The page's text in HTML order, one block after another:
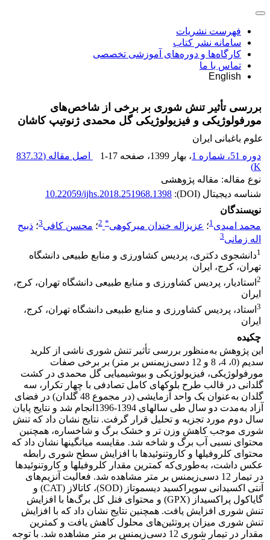
فهرست نشریات
سامانه نشر کتاب
کارگاه‌ها و دوره‌های آموزشی تخصصی
تماس با ما
English
بررسی تأثیر تنش شوری بر برخی از شاخص‌های
مورفولوژیکی و فیزیولوژیکی گل محمدی ژنوتیپ ‏کاشان ‏
علوم باغبانی ایران
دوره 51، شماره 1
، بهار 1399 ، صفحه 1-17 اصل مقاله (837.32
K
)
نوع مقاله: مقاله پژوهشی
شناسه دیجیتال (DOI):
10.22059/ijhs.2018.251968.1398
نویسندگان
محمد امیدی1؛ عزیزاله خندان میرکوهی*
2؛ محسن کافی3؛ ذبیح
اله زمانی3
1دانشجوی دکتری، پردیس کشاورزی و منابع طبیعی دانشگاه
تهران، کرج، ایران
2 استادیار، پردیس کشاورزی و منابع طبیعی دانشگاه تهران، کرج،
ایران
3 استاد، پردیس کشاورزی و منابع طبیعی دانشگاه تهران، کرج،
ایران
چکیده
این پژوهش به‌منظور بررسی تأثیر تنش شوری ناشی از کلرید
سدیم (0، 4، 8 و 12 دسی‌زیمنس بر متر) بر برخی صفات
مورفولوژیکی، فیزیولوژیکی و بیوشیمیایی گل محمدی در کشت
گلدانی در قالب طرح بلوک­های کامل تصادفی با چهار تکرار، سه
گلدان به‌عنوان یک واحد آزمایشی (در مجموع 48 گلدان) در فضای
آزاد به‌مدت دو سال طی سال­های 1394-1396انجام شد و نتایج پایان
سال دوم مورد تجزیه و تحلیل قرار گرفت. نتایج نشان داد که تنش
شوری موجب کاهش وزن تر و خشک برگ و شاخساره، همچنین
محتوای نسبی آب برگ و شاخه شد. مقایسه میانگین­ها نشان داد که
محتوای کلروفیل­ها و کاروتنوئیدها با افزایش سطح شوری رابطه
عکس داشت، به‌طوری‌که کمترین مقدار کلروفیل­ها و کاروتنوئیدها
در تیمار 12 دسی‌زیمنس بر متر مشاهده شد. فعالیت آنزیم‌های
آنتی اکسیدانی سوپراکسید دیسموتاز (SOD)، کاتالاز (CAT) و
گایاکول پراکسیداز (GPX) و محتوای فنل کل برگ‌ها با افزایش
تنش شوری افزایش یافت. همچنین نتایج نشان داد که با افزایش
تنش شوری میزان پروتئین‌های محلول کاهش یافت و کمترین
مقدار در تیمار شوری 12 دسی‌زیمنس بر متر مشاهده شد. با توجه